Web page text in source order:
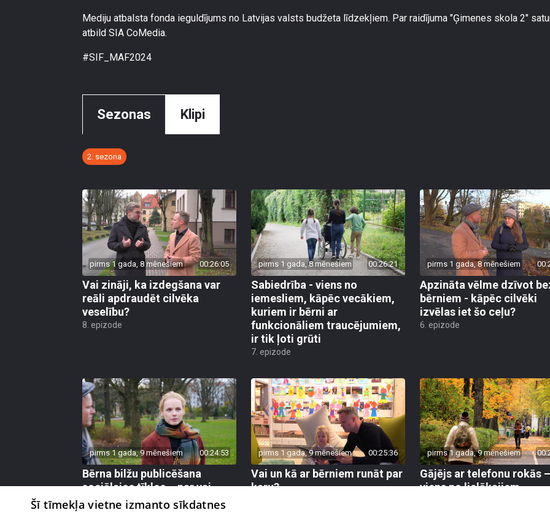
Mediju atbalsta fonda ieguldījums no Latvijas valsts budžeta līdzekļiem. Par raidījuma "Ģimenes skola 2"
atbild SIA CoMedia.
#SIF_MAF2024
Sezonas Klipi
2. sezona
pirms 1 gada, 8 mēnešiem 00:26:05
Vai zināji, ka izdegšana var
reāli apdraudēt cilvēka
veselību?
8. epizode
pirms 1 gada, 8 mēnešiem 00:26:21
Sabiedrība - viens no
iemesliem, kāpēc vecākiem,
kuriem ir bērni ar
funkcionāliem traucējumiem,
ir tik ļoti grūti
7. epizode
pirms 1 gada, 8 mēnešiem
Apzināta vēlme dzīvot
bērniem - kāpēc cilvēki
izvēlas iet šo ceļu?
6. epizode
pirms 1 gada, 9 mēnešiem 00:24:53
Bērna bilžu publicēšana
sociālajos tīklos – par vai
pret?
pirms 1 gada, 9 mēnešiem 00:25:36
Vai un kā ar bērniem runāt par
karu?
pirms 1 gada, 9 mēnešiem
Gājējs ar telefonu rokās –
viens no lielākajiem
Šī tīmekļa vietne izmanto sīkdatnes